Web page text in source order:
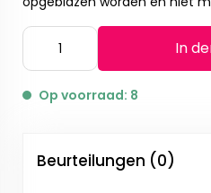
In
Op voorraad: 8
Beurteilungen (0)